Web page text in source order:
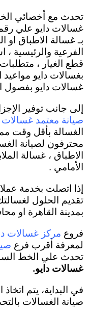
تحدث مع أخصائي
بـ غسالة الاطباق او
الفرعية والرئيسية
قطع الغيار ،
بغسالات دايو مواعيد
غسالات دايو بفصول
إلى جانب توفير
صيانة معتمد غسالات
الغسالة بأقل وقت
محترفون لصيانة
الاطباق ، غسالة
الأمامي .
إذا اتصلت بخدمة
تقديم الحلول
بمدينة القاهرة او
فروع مركز غسالات
لمعرفة أقرب فرع
تحدث علي الخط الساخن
غسالات دايو.
في البداية، يتم
صيانة الغسالات